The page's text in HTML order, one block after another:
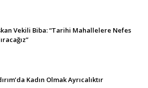
Vekili Biba: “Tarihi Mahallelere Nefes
Kadın Olmak Ayrıcalıktır